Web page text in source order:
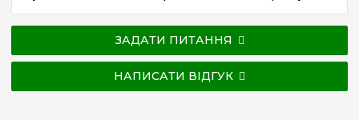
ЗАДАТИ ПИТАННЯ
НАПИСАТИ ВІДГУК